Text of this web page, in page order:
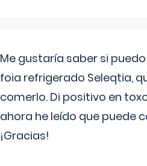
Me gustaría saber si
foia refrigerado Seleqtia,
comerlo. Di positivo en
ahora he leído que puede
¡Gracias!